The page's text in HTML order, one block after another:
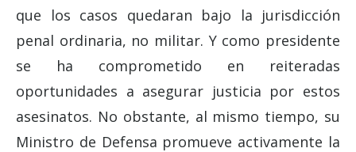
que los casos quedaran bajo la jurisdicción
penal ordinaria, no militar. Y como presidente
se ha comprometido en reiteradas
oportunidades a asegurar justicia por estos
asesinatos. No obstante, al mismo tiempo, su
Ministro de Defensa promueve activamente la